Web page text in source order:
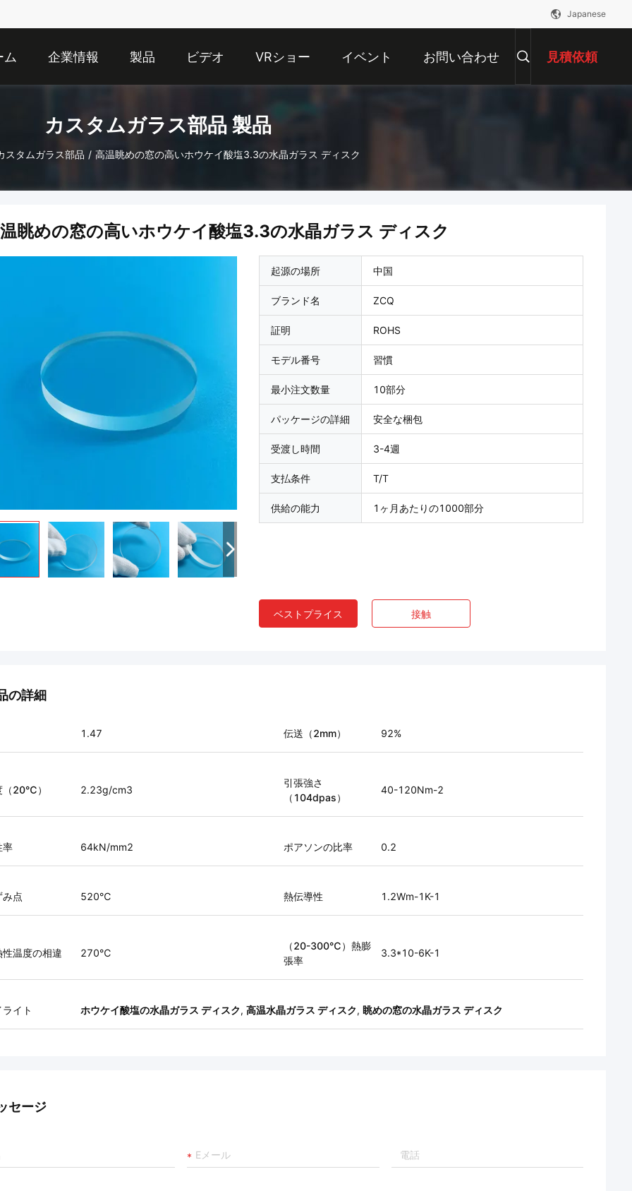
Japanese
ム 企業情報 製品 ビデオ VRショー イベント お問い合わせ 見積依頼
カスタムガラス部品 製品
スタムガラス部品 / 高温眺めの窓の高いホウケイ酸塩3.3の水晶ガラス ディスク
眺めの窓の高いホウケイ酸塩3.3の水晶ガラス ディスク
起源の場所 中国
ブランド名 ZCQ
証明 ROHS
モデル番号 習慣
最小注文数量 10部分
パッケージの詳細 安全な梱包
受渡し時間 3-4週
支払条件 T/T
供給の能力 1ヶ月あたりの1000部分
ベストプライス 接触
の詳細
1.47 伝送（2mm） 92%
（20℃） 2.23g/cm3
引張強さ
（104dpas）
40-120Nm-2
率 64kN/mm2 ポアソンの比率 0.2
み点 520℃ 熱伝導性 1.2Wm-1K-1
性温度の相違 270℃
（20-300℃）熱膨
張率
3.3*10-6K-1
イト ホウケイ酸塩の水晶ガラス ディスク, 高温水晶ガラス ディスク, 眺めの窓の水晶ガラス ディスク
セージ